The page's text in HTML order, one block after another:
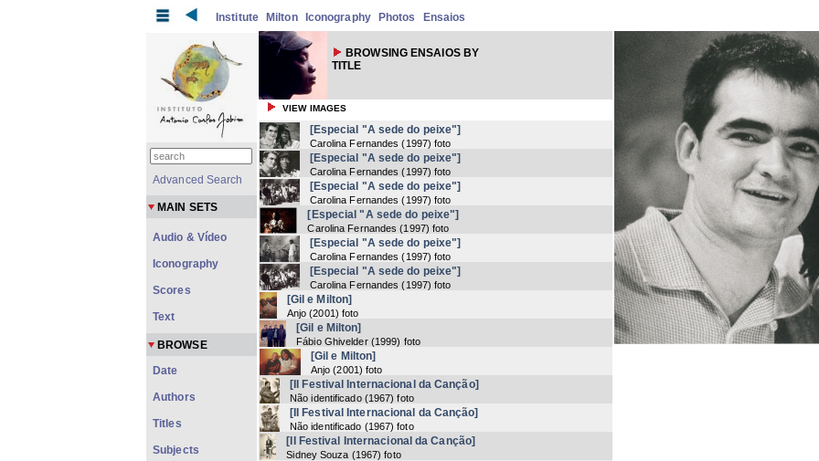
Institute Milton Iconography Photos Ensaios
BROWSING ENSAIOS BY
TITLE
VIEW IMAGES
[Especial "A sede do peixe"]
Carolina Fernandes (1997) foto
[Especial "A sede do peixe"]
Carolina Fernandes (1997) foto
[Especial "A sede do peixe"]
Carolina Fernandes (1997) foto
[Especial "A sede do peixe"]
Carolina Fernandes (1997) foto
[Especial "A sede do peixe"]
Carolina Fernandes (1997) foto
[Especial "A sede do peixe"]
Carolina Fernandes (1997) foto
[Gil e Milton]
Anjo (2001) foto
[Gil e Milton]
Fábio Ghivelder (1999) foto
[Gil e Milton]
Anjo (2001) foto
[II Festival Internacional da Canção]
Não identificado (1967) foto
[II Festival Internacional da Canção]
Não identificado (1967) foto
[II Festival Internacional da Canção]
Sidney Souza (1967) foto
Advanced Search
MAIN SETS
Audio & Vídeo
Iconography
Scores
Text
BROWSE
Date
Authors
Titles
Subjects